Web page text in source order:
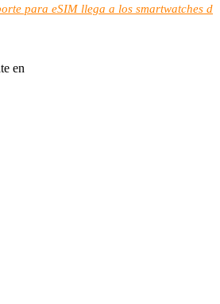
para eSIM llega a los smartwatches d
en